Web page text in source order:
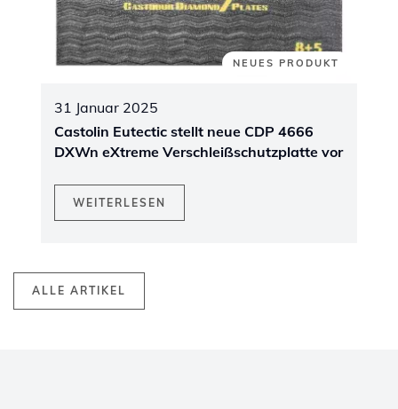
ALLE ARTIKEL
NEUES PRODUKT
31 Januar 2025
Castolin Eutectic stellt neue CDP 4666
DXWn eXtreme Verschleißschutzplatte vor
WEITERLESEN